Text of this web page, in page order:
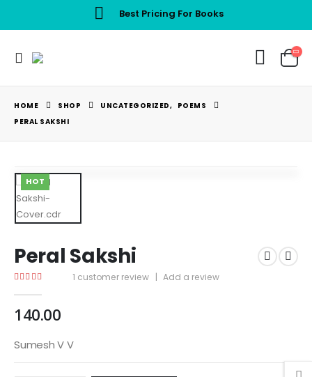
Best Pricing For Books
HOME SHOP UNCATEGORIZED, POEMS
PERAL SAKSHI
HOT
Peral Sakshi
1 customer review | Add a review
140.00
Sumesh V V